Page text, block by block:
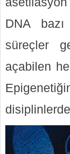
DNA
süreçler
açabilen